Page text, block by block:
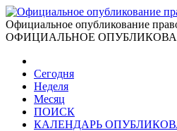
Официальное опубликование
ОФИЦИАЛЬНОЕ
Сегодня
Неделя
Месяц
ПОИСК
КАЛЕНДАРЬ